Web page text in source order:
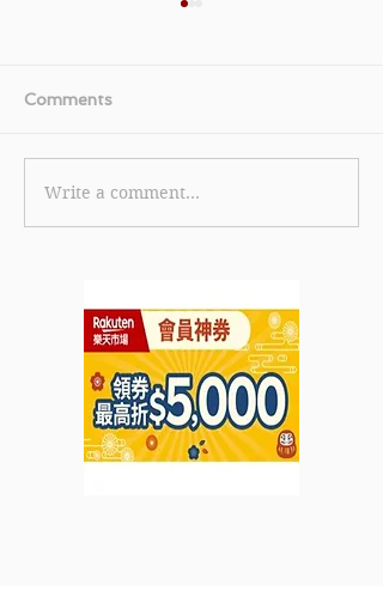
【Sephora 優惠】- 購買
指定產品即享低至4折 (優
Comments
Write a comment...